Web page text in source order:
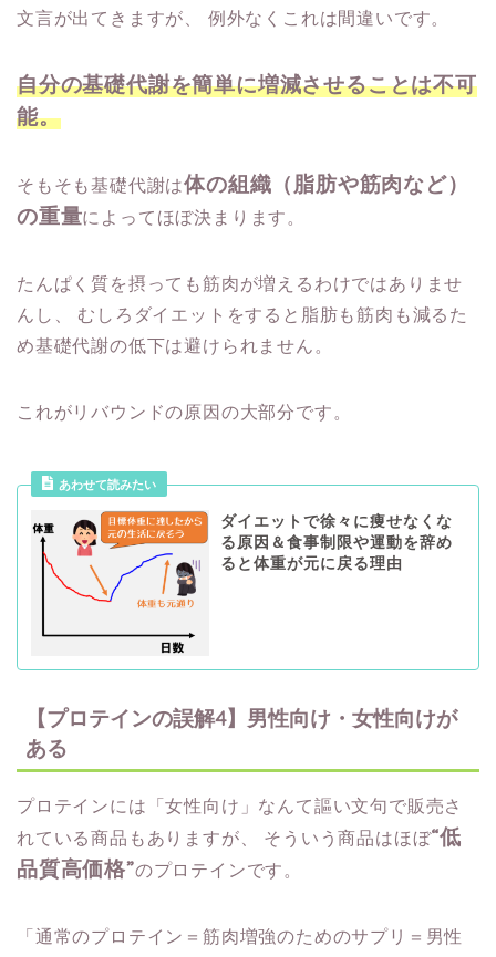
文言が出てきますが、
例外なくこれは間違いです。
自分の基礎代謝を簡単に増減させることは不可
能。
そもそも基礎代謝は体の組織（脂肪や筋肉など）
の重量によってほぼ決まります。
たんぱく質を摂っても筋肉が増えるわけではありませ
んし、
むしろダイエットをすると脂肪も筋肉も減るた
め基礎代謝の低下は避けられません。
これがリバウンドの原因の大部分です。
あわせて読みたい
ダイエットで徐々に痩せなくな
る原因＆食事制限や運動を辞め
ると体重が元に戻る理由
【プロテインの誤解4】男性向け・女性向けが
ある
プロテインには「女性向け」なんて謳い文句で販売さ
れている商品もありますが、
そういう商品はほぼ“低
品質高価格”のプロテインです。
「通常のプロテイン＝筋肉増強のためのサプリ＝男性